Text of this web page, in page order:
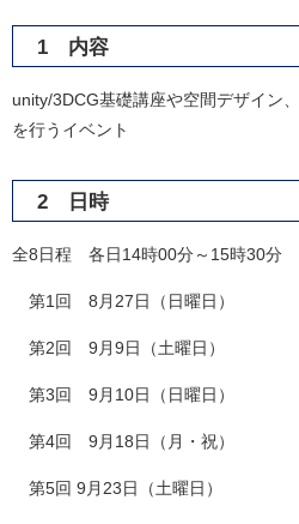
1 内容
unity/3DCG基礎講座や空間デザイン
を行うイベント
2 日時
全8日程 各日14時00分～15時30分
第1回 8月27日（日曜日）
第2回 9月9日（土曜日）
第3回 9月10日（日曜日）
第4回 9月18日（月・祝）
第5回 9月23日（土曜日）